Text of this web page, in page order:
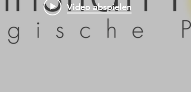
Video abspielen